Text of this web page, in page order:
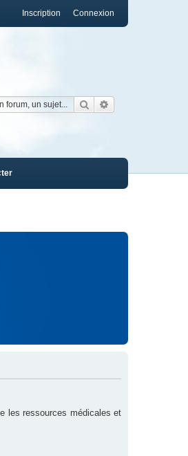
Connexion
Inscription
Rechercher
les ressources médicales et